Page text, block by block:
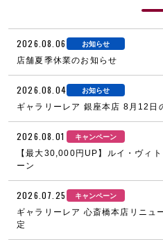
2026.08.06 お知らせ
店舗夏季休業のお知らせ
2026.08.04 お知らせ
ギャラリーレア 銀座本店 8月12日
2026.08.01 キャンペーン
【最大30,000円UP】ルイ・ヴィ
ーン
2026.07.25 キャンペーン
ギャラリーレア 心斎橋本店リニュ
定